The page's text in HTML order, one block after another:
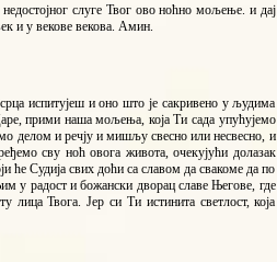
слуге Твог ово ноћно мољење. и дај
и у векове векова. Амин.
испитујеш и оно што је сакривено у људима
прими наша мољења, која Ти сада упућујемо
делом и речју и мишљу свесно или несвесно, и
сву ноћ овога живота, очекујући долазак
ће Судија свих доћи са славом да свакоме да по
у радост и божански дворац славе Његове, где
лица Твога. Јер си Ти истинита светлост, која